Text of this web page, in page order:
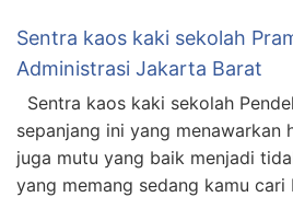
Sentra kaos kaki sekolah
Administrasi Jakarta Barat
Sentra kaos kaki sekolah
sepanjang ini yang menawarkan
juga mutu yang baik menjadi
yang memang sedang kamu cari